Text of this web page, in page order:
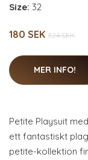
Size: 32
180 SEK 324 SEK
MER INFO!
Petite Playsuit
ett fantastiskt
petite-kollektion